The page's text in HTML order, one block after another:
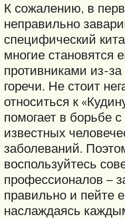
К сожалению, в
неправильно
специфический
многие становятся
противниками из-
горечи. Не стоит
относиться к
помогает в борьбе
известных
заболеваний.
воспользуйтесь
профессионалов –
правильно и пейте
наслаждаясь